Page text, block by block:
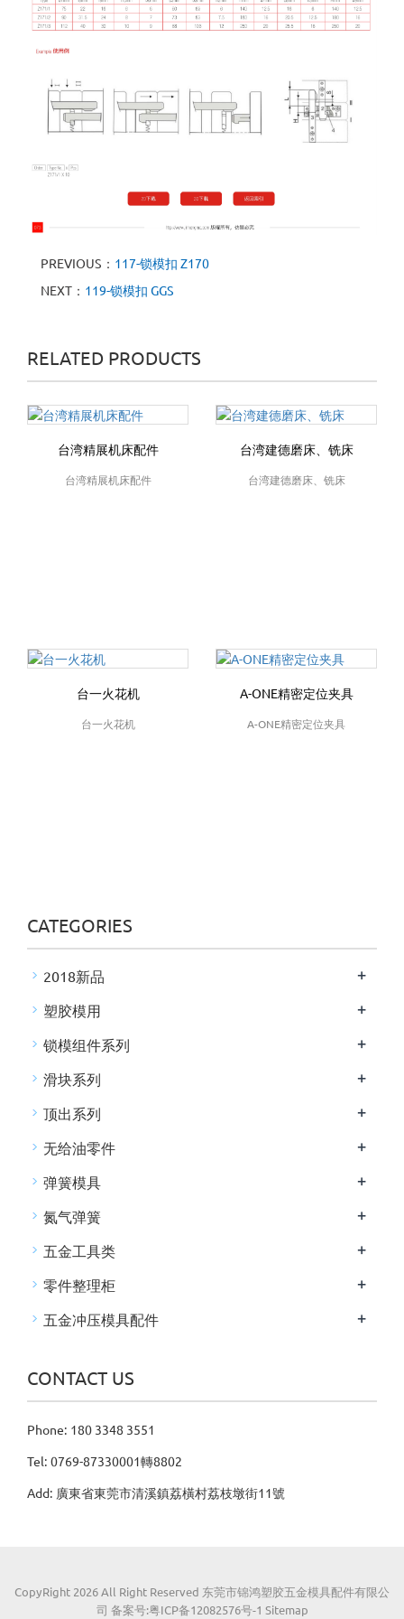
PREVIOUS： 117-锁模扣 Z170
NEXT： 119-锁模扣 GGS
RELATED PRODUCTS
台湾精展机床配件
台湾精展机床配件
台湾建德磨床、铣床
台湾建德磨床、铣床
台一火花机
台一火花机
A-ONE精密定位夹具
A-ONE精密定位夹具
CATEGORIES
2018新品 +
塑胶模用 +
锁模组件系列 +
滑块系列 +
顶出系列 +
无给油零件 +
弹簧模具 +
氮气弹簧 +
五金工具类 +
零件整理柜 +
五金冲压模具配件 +
CONTACT US
Phone: 180 3348 3551
Tel: 0769-87330001轉8802
Add: 廣東省東莞市清溪鎮荔橫村荔枝墩街11號
CopyRight 2026 All Right Reserved 东莞市锦鸿塑胶五金模具配件有限公
司 备案号:粤ICP备12082576号-1 Sitemap